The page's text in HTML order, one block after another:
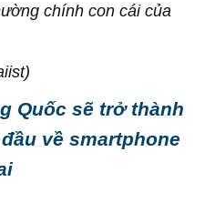
chính con cái của
Quốc sẽ trở thành
về smartphone